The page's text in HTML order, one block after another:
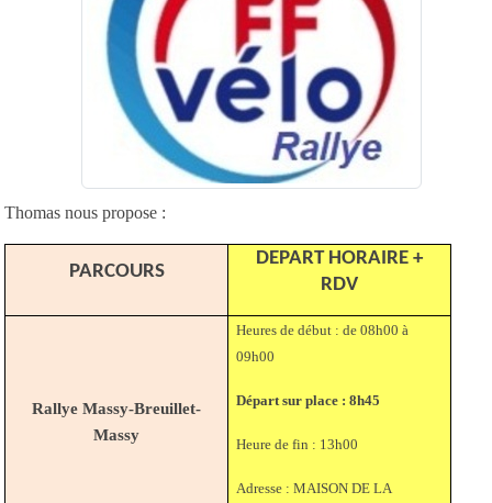
Thomas nous propose :
PARCOURS
DEPART HORAIRE +
RDV
Rallye Massy-Breuillet-
Massy
Heures de début : de 08h00 à
09h00
Départ sur place : 8h45
Heure de fin : 13h00
Adresse : MAISON DE LA